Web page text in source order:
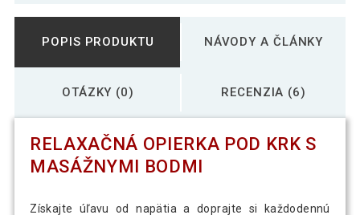
POPIS PRODUKTU NÁVODY A ČLÁNKY
OTÁZKY (0) RECENZIA (6)
RELAXAČNÁ OPIERKA POD KRK S
MASÁŽNYMI BODMI
Získajte úľavu od napätia a doprajte si každodennú